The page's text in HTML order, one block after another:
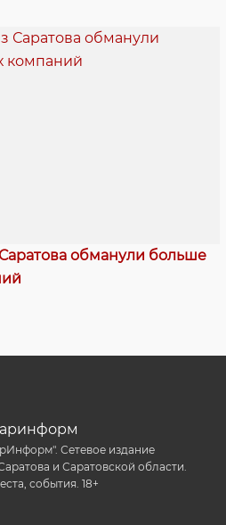
обманули больше
Сетевое издание
и Саратовской области.
события. 18+